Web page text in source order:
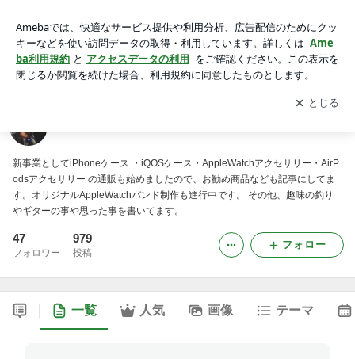
アプリをダウンロードして ブログの更新通知
を受け取りまし
ょう。
開く
新事業としてiPhoneケース ・iQOSケース・AppleWatchアクセサリー・AirP
odsアクセサリー の通販も始めましたので、お勧め商品なども記事にしてま
す。オリジナルAppleWatchバンド制作も進行中です。 その他、趣味の釣り
やギターの事や思った事を書いてます。
47
フォロワー
979
投稿
フォロー
一覧 人気 画像 テーマ